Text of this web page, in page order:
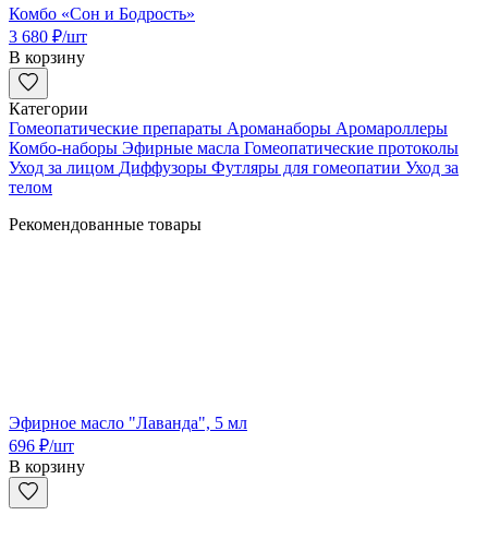
Комбо «Сон и Бодрость»
3 680 ₽/шт
В корзину
Категории
Гомеопатические препараты Ароманаборы Аромароллеры
Комбо-наборы Эфирные масла Гомеопатические протоколы
Уход за лицом Диффузоры Футляры для гомеопатии Уход за
телом
Рекомендованные товары
Эфирное масло "Лаванда", 5 мл
696 ₽/шт
В корзину